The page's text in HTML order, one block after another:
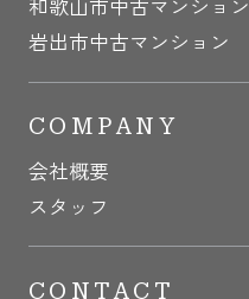
和歌山市中古マンション
岩出市中古マンション
COMPANY
会社概要
スタッフ
CONTACT